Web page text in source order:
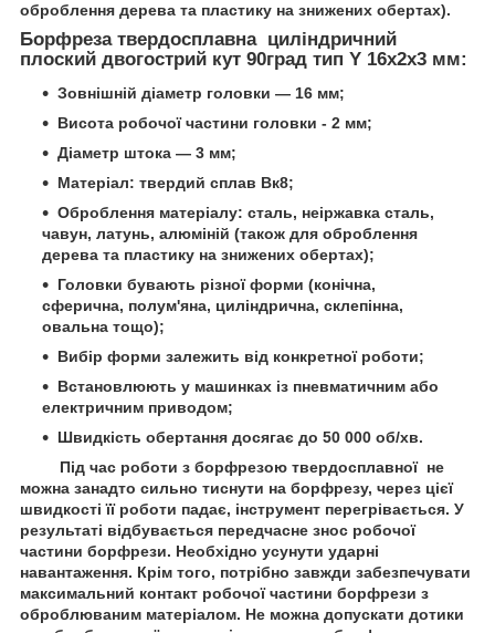
оброблення дерева та пластику на знижених обертах).
Борфреза твердосплавна циліндричний
плоский двогострий кут 90град тип Y 16х2х3 мм:
Зовнішній діаметр головки — 16 мм;
Висота робочої частини головки - 2 мм;
Діаметр штока — 3 мм;
Матеріал: твердий сплав Вк8;
Оброблення матеріалу: сталь, неіржавка сталь,
чавун, латунь, алюміній (також для оброблення
дерева та пластику на знижених обертах);
Головки бувають різної форми (конічна,
сферична, полум'яна, циліндрична, склепінна,
овальна тощо);
Вибір форми залежить від конкретної роботи;
Встановлюють у машинках із пневматичним або
електричним приводом;
Швидкість обертання досягає до 50 000 об/хв.
Під час роботи з борфрезою твердосплавної не
можна занадто сильно тиснути на борфрезу, через цієї
швидкості її роботи падає, інструмент перегрівається. У
результаті відбувається передчасне знос робочої
частини борфрези. Необхідно усунути ударні
навантаження. Крім того, потрібно завжди забезпечувати
максимальний контакт робочої частини борфрези з
оброблюваним матеріалом. Не можна допускати дотики